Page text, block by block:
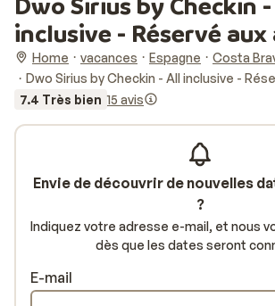
inclusive - Réservé
Home vacances Espagne Costa
Dwo Sirius by Checkin - All inclusive -
7.4 Très bien 15 avis
Envie de découvrir de nouvelles
?
Indiquez votre adresse e-mail, et nous
dès que les dates seront
E-mail